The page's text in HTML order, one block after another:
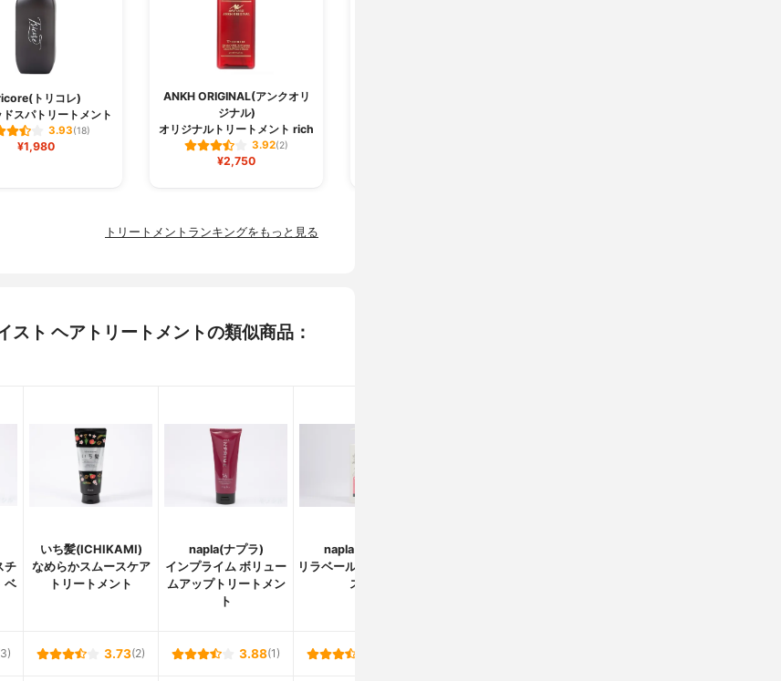
トリコレ)
スパトリートメント
3.93(18)
¥1,980
ANKH ORIGINAL(アンクオリ
ジナル)
オリジナルトリートメント rich
3.92(2)
¥2,750
トリートメントランキングをもっと見る
ト ヘアトリートメントの類似商品：
チ
ベ
いち髪(ICHIKAMI)
なめらかスムースケア
トリートメント
napla(ナプラ)
インプライム ボリュー
ムアップトリートメン
ト
napla(ナプラ)
リラベール CMCヘアマ
スク
3.73(2) 3.88(1)